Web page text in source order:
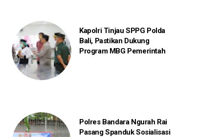
Kapolri Tinjau SPPG Polda
Bali, Pastikan Dukung
Program MBG Pemerintah
Polres Bandara Ngurah Rai
Pasang Spanduk Sosialisasi